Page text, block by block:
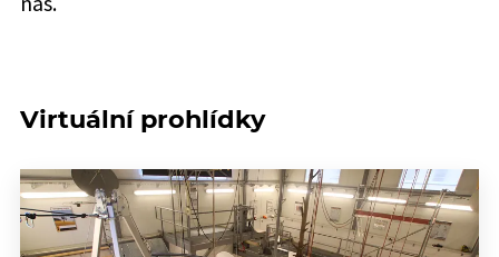
Virtuální prohlídky